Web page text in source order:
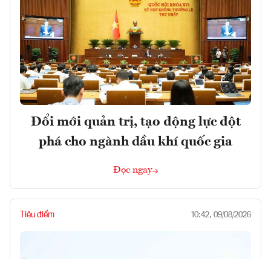
Đổi mới quản trị, tạo động lực đột
phá cho ngành dầu khí quốc gia
Đọc ngay
Tiêu điểm 10:42, 09/08/2026